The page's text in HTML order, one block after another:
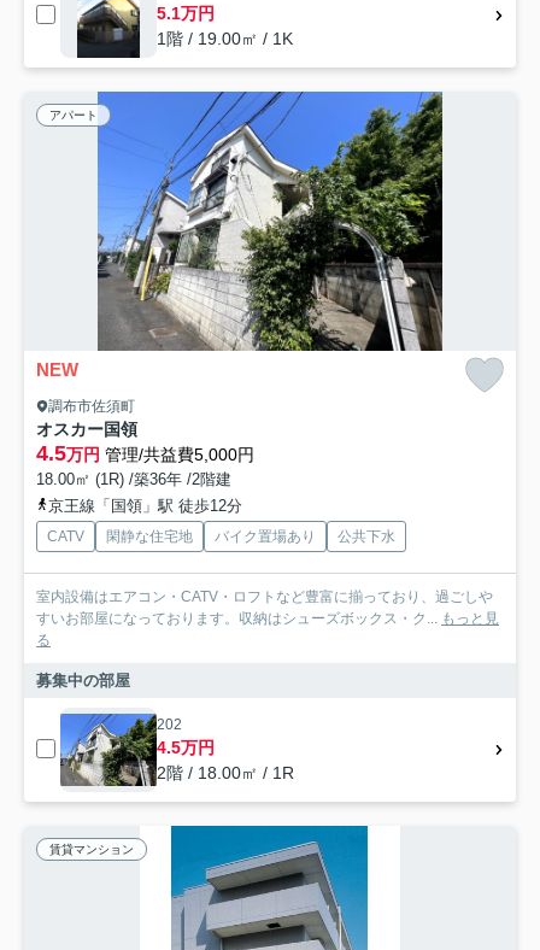
5.1万円
1階 / 19.00㎡ / 1K
アパート
NEW
調布市佐須町
オスカー国領
4.5万円 管理/共益費5,000円
18.00㎡ (1R) /築36年 /2階建
京王線「国領」駅 徒歩12分
CATV 閑静な住宅地 バイク置場あり 公共下水
室内設備はエアコン・CATV・ロフトなど豊富に揃っており、過ごしや
すいお部屋になっております。収納はシューズボックス・ク...
もっと見
る
募集中の部屋
202
4.5万円
2階 / 18.00㎡ / 1R
賃貸マンション